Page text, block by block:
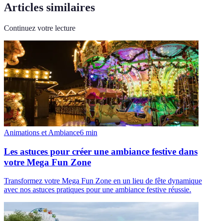
Articles similaires
Continuez votre lecture
Animations et Ambiance6 min
Les astuces pour créer une ambiance festive dans
votre Mega Fun Zone
Transformez votre Mega Fun Zone en un lieu de fête dynamique
avec nos astuces pratiques pour une ambiance festive réussie.